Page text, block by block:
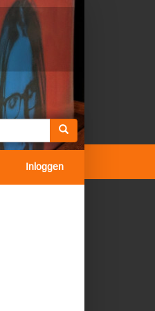
Inloggen